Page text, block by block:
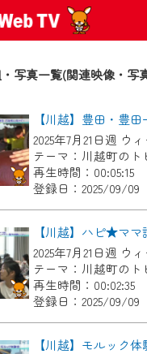
写真一覧(関連映像・写
テーマ：川越町のト
再生時間：00:05:15
登録日：2025/09/09
テーマ：川越町のト
再生時間：00:02:35
登録日：2025/09/09
【川越】モルック体
お知らせ
ビス『CCNet Web
リニューアルしま
更により、お住ま
ンツが一目瞭然。
やＰＣブラウザか
も・外出先でも！
スエリア20市町の
ただけます！